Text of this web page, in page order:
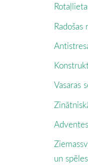
Radošas
Vasaras
un spēles